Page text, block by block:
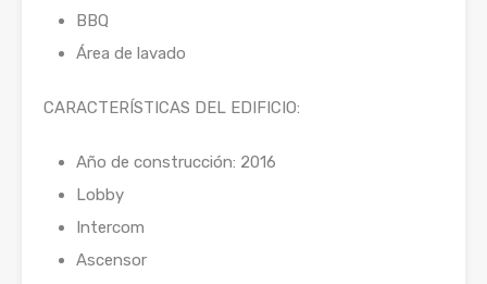
BBQ
Área de lavado
CARACTERÍSTICAS DEL EDIFICIO:
Año de construcción: 2016
Lobby
Intercom
Ascensor